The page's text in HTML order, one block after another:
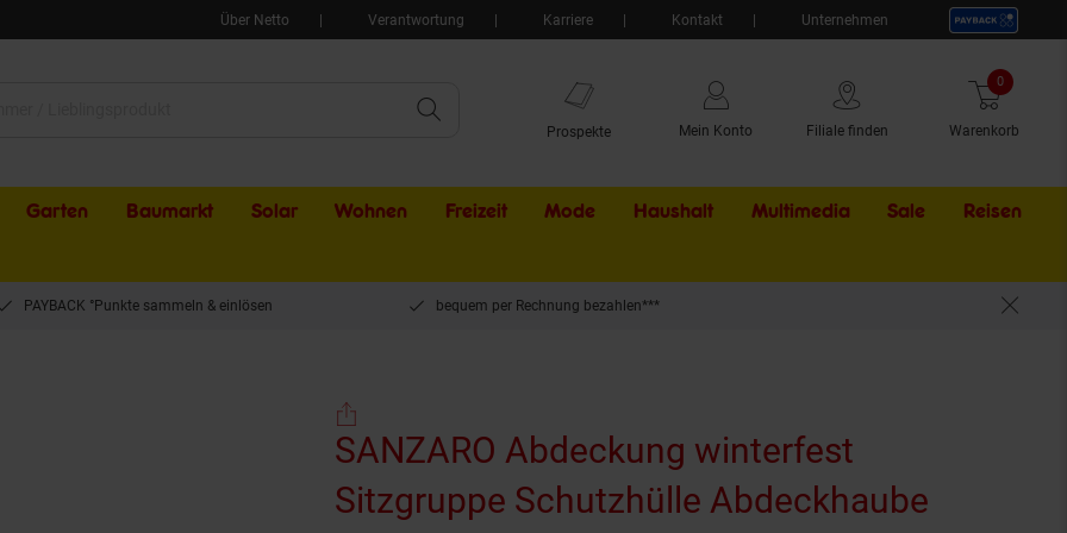
Über Netto Verantwortung Karriere Kontakt Unternehmen
Prospekte Mein Konto Filiale finden Warenkorb
0 Artikel
Garten Baumarkt Solar Wohnen Freizeit Mode Haushalt Multimedia Sale Externer
Reisen
PAYBACK °Punkte sammeln & einlösen bequem per Rechnung bezahlen***
SANZARO Abdeckung winterfest
Sitzgruppe Schutzhülle Abdeckhaube